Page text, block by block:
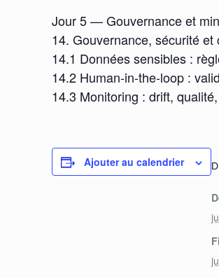
Jour 5 — Gouvernance et
14. Gouvernance, sécurité et
14.1 Données sensibles :
14.2 Human-in-the-loop :
14.3 Monitoring : drift,
Ajouter au calendrier